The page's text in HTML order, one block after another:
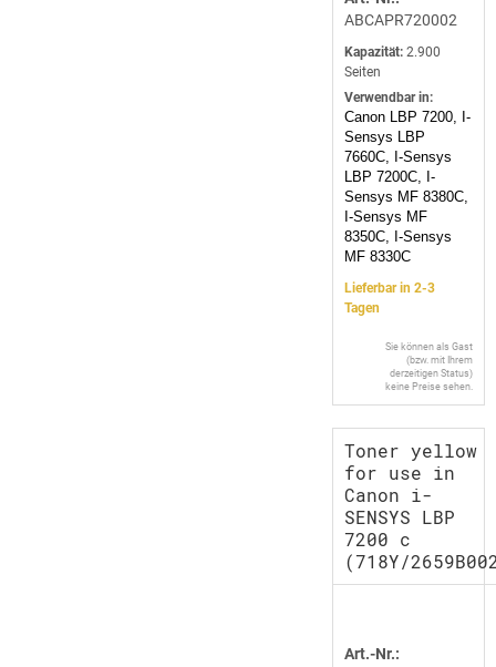
ABCAPR720002
Kapazität: 2.900
Seiten
Verwendbar in:
Canon LBP 7200, I-
Sensys LBP
7660C, I-Sensys
LBP 7200C, I-
Sensys MF 8380C,
I-Sensys MF
8350C, I-Sensys
MF 8330C
Lieferbar in 2-3
Tagen
Sie können als Gast
(bzw. mit Ihrem
derzeitigen Status)
keine Preise sehen.
Toner yellow
for use in
Canon i-
SENSYS LBP
7200 c
(718Y/
Art.-Nr.: